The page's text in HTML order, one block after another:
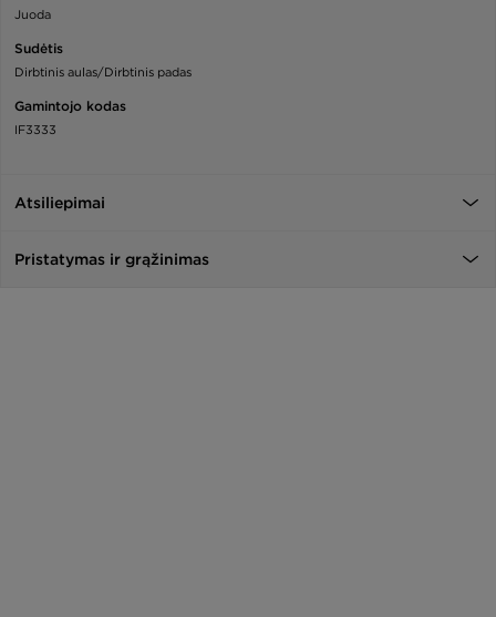
Juoda
Sudėtis
Dirbtinis aulas/Dirbtinis padas
Gamintojo kodas
IF3333
Atsiliepimai
Pristatymas ir grąžinimas